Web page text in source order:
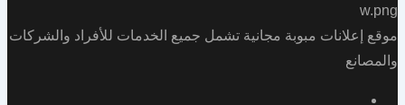
موقع إعلانات مبوبة مجانية تشمل جميع الخدمات للأفراد والشركات
والمصانع